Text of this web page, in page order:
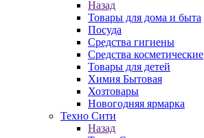
Назад
Товары для дома и быта
Посуда
Средства гигиены
Средства косметические
Товары для детей
Химия Бытовая
Хозтовары
Новогодняя ярмарка
Техно Сити
Назад